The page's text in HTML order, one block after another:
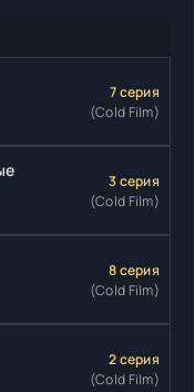
7 серия
(Cold Film)
3 серия
(Cold Film)
8 серия
(Cold Film)
2 серия
(Cold Film)